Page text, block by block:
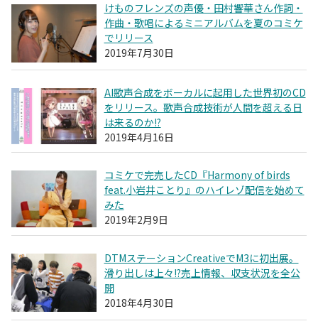
けものフレンズの声優・田村響華さん作詞・
作曲・歌唱によるミニアルバムを夏のコミケ
でリリース
2019年7月30日
AI歌声合成をボーカルに起用した世界初のCD
をリリース。歌声合成技術が人間を超える日
は来るのか!?
2019年4月16日
コミケで完売したCD『Harmony of birds
feat.小岩井ことり』のハイレゾ配信を始めて
みた
2019年2月9日
DTMステーションCreativeでM3に初出展。
滑り出しは上々!?売上情報、収支状況を全公
開
2018年4月30日